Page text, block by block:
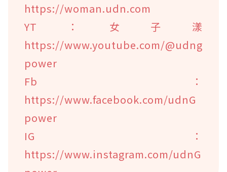
https://woman.udn.com
YT：女子漾
https://www.youtube.com/@udng
power
Fb：
https://www.facebook.com/udnG
power
IG：
https://www.instagram.com/udnG